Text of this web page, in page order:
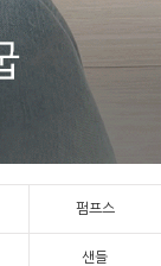
펌프스
샌들